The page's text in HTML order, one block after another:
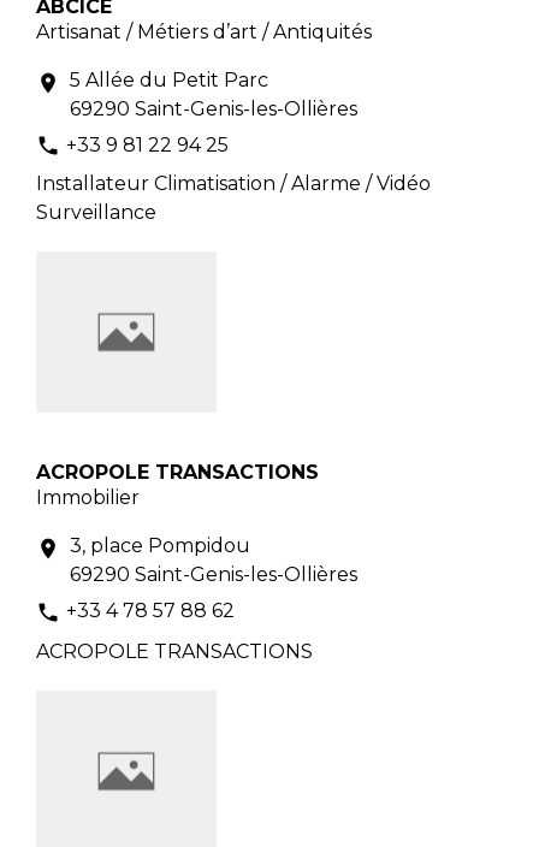
ABCICE
Artisanat / Métiers d’art / Antiquités
location_on
5 Allée du Petit Parc
69290 Saint-Genis-les-Ollières
phone +33 9 81 22 94 25
Installateur Climatisation / Alarme / Vidéo
Surveillance
ACROPOLE TRANSACTIONS
Immobilier
location_on
3, place Pompidou
69290 Saint-Genis-les-Ollières
phone +33 4 78 57 88 62
ACROPOLE TRANSACTIONS